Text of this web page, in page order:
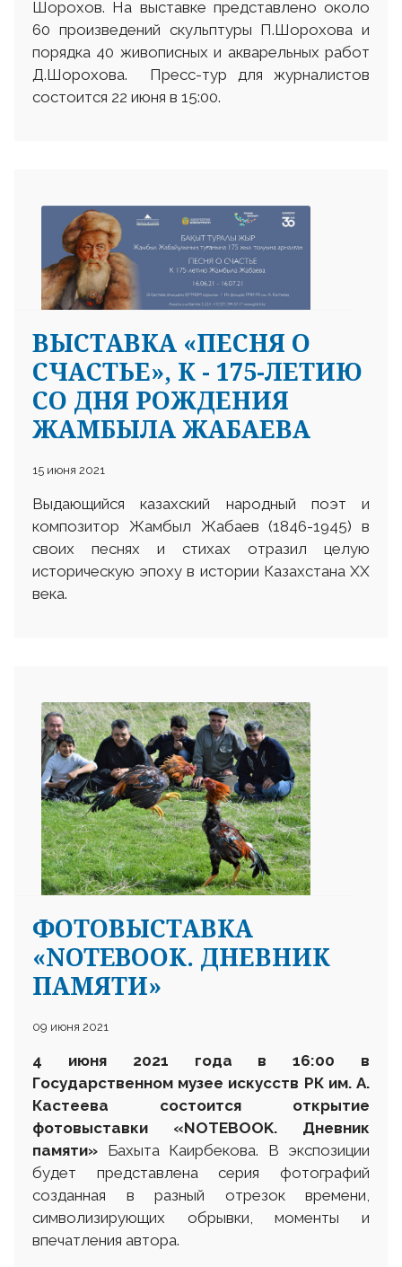
Шорохов. На выставке представлено около
60 произведений скульптуры П.Шорохова и
порядка 40 живописных и акварельных работ
Д.Шорохова. Пресс-тур для журналистов
состоится 22 июня в 15:00.
ВЫСТАВКА «ПЕСНЯ О
СЧАСТЬЕ», К - 175-ЛЕТИЮ
СО ДНЯ РОЖДЕНИЯ
ЖАМБЫЛА ЖАБАЕВА
15 июня 2021
Выдающийся казахский народный поэт и
композитор Жамбыл Жабаев (1846-1945) в
своих песнях и стихах отразил целую
историческую эпоху в истории Казахстана ХХ
века.
ФОТОВЫСТАВКА
«NOTEBOOK. ДНЕВНИК
ПАМЯТИ»
09 июня 2021
4 июня 2021 года в 16:00 в
Государственном музее искусств РК им. А.
Кастеева состоится открытие
фотовыставки «NOTEBOOK. Дневник
памяти» Бахыта Каирбекова. В экспозиции
будет представлена серия фотографий
созданная в разный отрезок времени,
символизирующих обрывки, моменты и
впечатления автора.